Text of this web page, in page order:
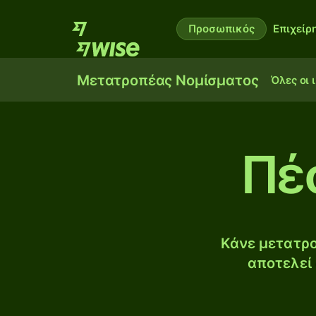
Προσωπικός
Μετατροπέας Νομίσματος Όλες οι
Κάνε